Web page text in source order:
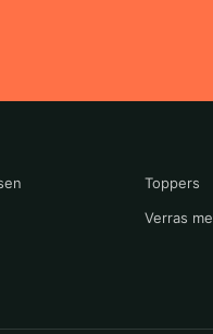
Toppers
Verras me